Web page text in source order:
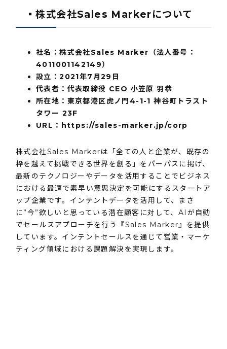
▪️株式会社Sales Markerについて
社名：株式会社Sales Marker（法人番号：
4011001142149）
設⽴：2021年7⽉29⽇
代表者：代表取締役 CEO 小笠原 羽恭
所在地：東京都港区虎ノ門4-1-1 神谷町トラスト
タワー 23F
URL： https://sales-marker.jp/corp
株式会社Sales Markerは「全ての人と企業が、既存の
枠を越えて挑戦できる世界を創る」をパーパスに掲げ、
最新のテクノロジーやデータを活用することでビジネス
における最適で素早い意思決定を可能にするスタートア
ップ企業です。インテントデータを活用して、まさ
に”今”欲しいと思っている潜在顧客に対して、AIが自動
でセールスアプローチを行う『Sales Marker』を提供
しています。インテントセールスを通じて営業・マーケ
ティング領域における課題解決を実現します。